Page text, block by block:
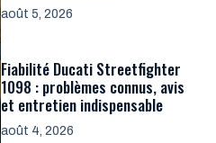
août 5, 2026
Fiabilité Ducati Streetfighter
1098 : problèmes connus, avis
et entretien indispensable
août 4, 2026